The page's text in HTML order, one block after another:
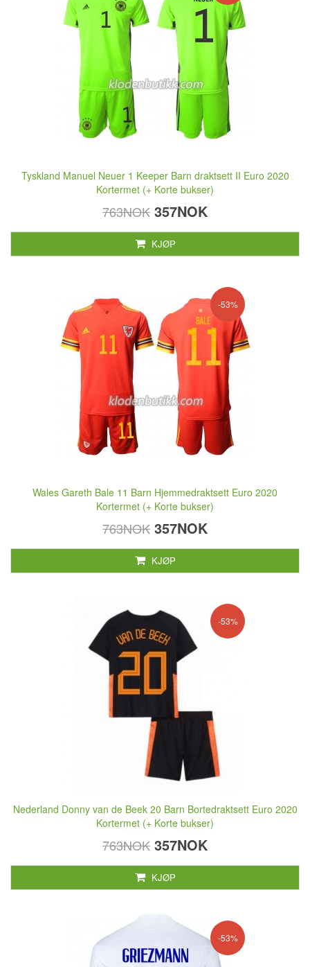
Tyskland Manuel Neuer 1 Keeper Barn draktsett II Euro 2020
Kortermet (+ Korte bukser)
763NOK 357NOK
KJØP
-53%
Wales Gareth Bale 11 Barn Hjemmedraktsett Euro 2020
Kortermet (+ Korte bukser)
763NOK 357NOK
KJØP
-53%
Nederland Donny van de Beek 20 Barn Bortedraktsett Euro 2020
Kortermet (+ Korte bukser)
763NOK 357NOK
KJØP
-53%